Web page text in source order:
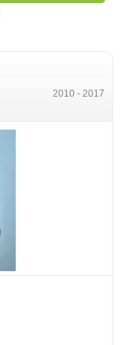
2010 - 2017